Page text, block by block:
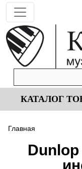
КАТАЛОГ
Главная